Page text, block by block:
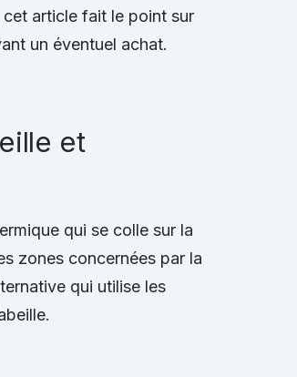
article fait le point sur
un éventuel achat.
et
qui se colle sur la
zones concernées par la
qui utilise les